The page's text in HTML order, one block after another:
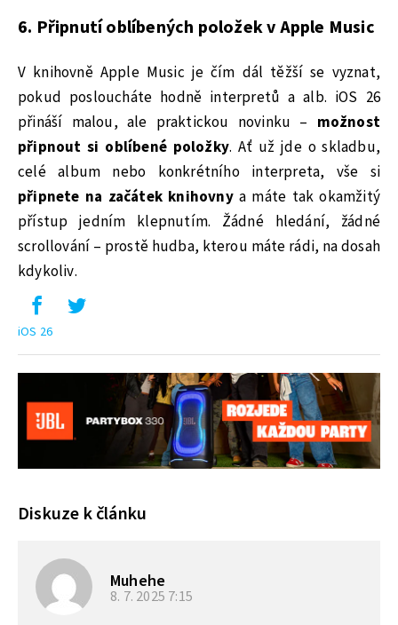
6. Připnutí oblíbených položek v Apple Music
V knihovně Apple Music je čím dál těžší se vyznat,
pokud posloucháte hodně interpretů a alb. iOS 26
přináší malou, ale praktickou novinku – možnost
připnout si oblíbené položky. Ať už jde o skladbu,
celé album nebo konkrétního interpreta, vše si
připnete na začátek knihovnya máte tak okamžitý
přístup jedním klepnutím. Žádné hledání, žádné
scrollování – prostě hudba, kterou máte rádi, na dosah
kdykoliv.
iOS 26
Diskuze k článku
Muhehe
8. 7. 2025 7:15